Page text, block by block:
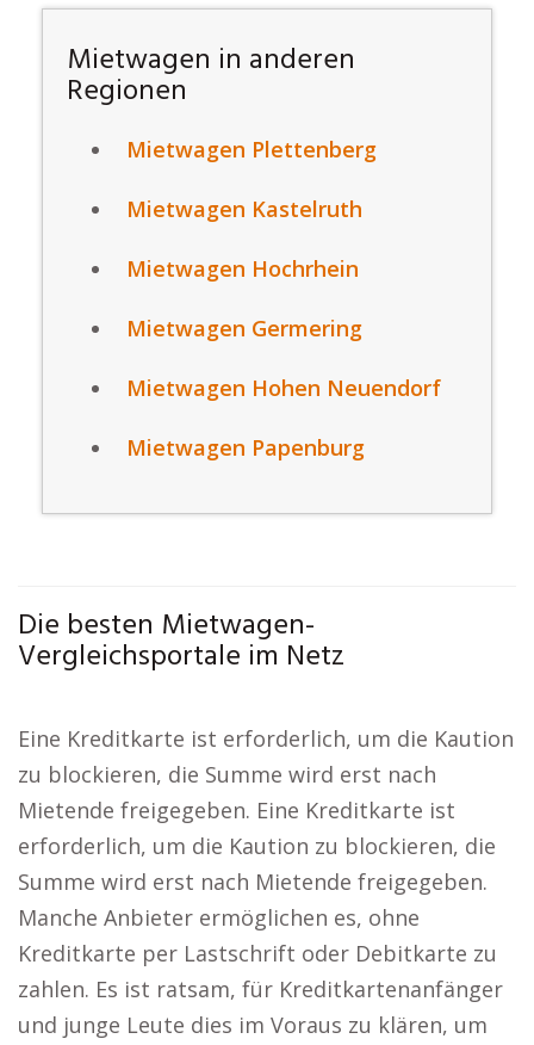
Mietwagen in anderen
Regionen
Mietwagen Plettenberg
Mietwagen Kastelruth
Mietwagen Hochrhein
Mietwagen Germering
Mietwagen Hohen Neuendorf
Mietwagen Papenburg
Die besten Mietwagen-
Vergleichsportale im Netz
Eine Kreditkarte ist erforderlich, um die Kaution
zu blockieren, die Summe wird erst nach
Mietende freigegeben. Eine Kreditkarte ist
erforderlich, um die Kaution zu blockieren, die
Summe wird erst nach Mietende freigegeben.
Manche Anbieter ermöglichen es, ohne
Kreditkarte per Lastschrift oder Debitkarte zu
zahlen. Es ist ratsam, für Kreditkartenanfänger
und junge Leute dies im Voraus zu klären, um